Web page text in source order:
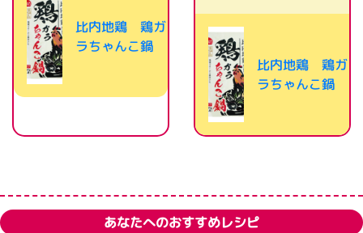
比内地鶏 鶏ガ
ラちゃんこ鍋
比内地鶏 鶏ガ
ラちゃんこ鍋
あなたへのおすすめレシピ